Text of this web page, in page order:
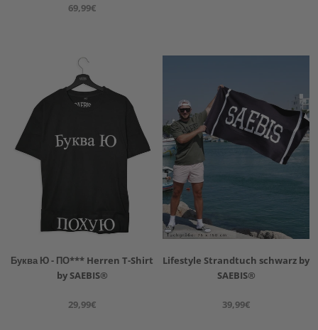
69,99€
Буква Ю - ПО*** Herren T-Shirt
by SAEBIS®
29,99€
Lifestyle Strandtuch schwarz by
SAEBIS®
39,99€